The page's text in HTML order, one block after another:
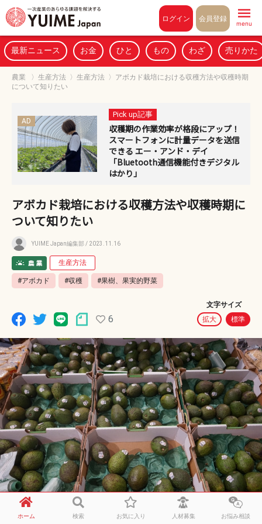
ログイン 会員登録
menu
最新ニュース お金 ひと もの わざ 売りかた
農業 〉 生産方法 〉 生産方法 〉 アボカド栽培における収穫方法や収穫時期
について知りたい
AD
Pick up記事
収穫期の作業効率が格段にアップ！
スマートフォンに計量データを送信
できる エー・アンド・デイ
「Bluetooth通信機能付きデジタル
はかり」
アボカド栽培における収穫方法や収穫時期に
ついて知りたい
YUIME Japan編集部 / 2023.11.16
生産方法
#アボカド #収穫 #果樹、果実的野菜
6
文字サイズ
拡大
標準
ホーム 検索 お気に入り 人材募集 お悩み相談